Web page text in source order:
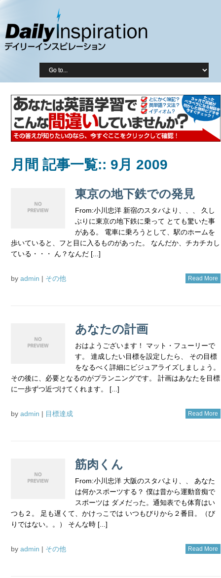
月間 記事一覧:: 9月 2009
東京の地下鉄での発見
From:小川忠洋 新宿のスタバより、、、 久し
ぶりに東京の地下鉄に乗って とても驚いた事
がある。 電車に乗ろうとして、駅のホームを
歩いていると、フと目に入るものがあった。 なんだか、チカチカし
ている・・・ ん？なんだ [...]
by admin | その他 Read More
あなたの計画
おはようございます！ マット・フューリーで
す。 達成したい目標を設定したら、 その目標
をなるべく詳細にビジュアライズしましょう。
その後に、必要となるのがプランニングです。 計画はあなたを目標
に一歩ずつ近づけてくれます。 [...]
by admin | 目標達成 Read More
筋肉くん
From:小川忠洋 大阪のスタバより、、 あなた
は何かスポーツする？ 僕は昔から運動音痴で
スポーツは ダメだった。通知表でも体育はい
つも２。 足も遅くて、かけっこでは いつもびりから２番目。（び
りではない。。） そんな時 [...]
by admin | その他 Read More